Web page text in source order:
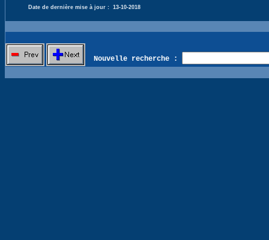
Date de dernière mise à jour : 13-10-2018
Nouvelle recherche :